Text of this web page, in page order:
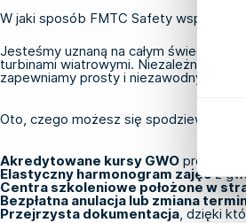
Selection
W jaki sposób FMTC Safety wspiera
Jesteśmy uznaną na całym świecie
turbinami wiatrowymi. Niezależnie od
zapewniamy prosty i niezawodny proces.
Oto, czego możesz się spodziewać,
Akredytowane kursy GWO
Elastyczny harmonogram zajęćz
Centra szkoleniowe położone w
Bezpłatna anulacja lub zmiana
Przejrzysta dokumentacja , dzięki